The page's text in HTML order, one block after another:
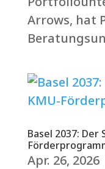
Arrows, hat
Basel 2037:
Apr. 26, 2026